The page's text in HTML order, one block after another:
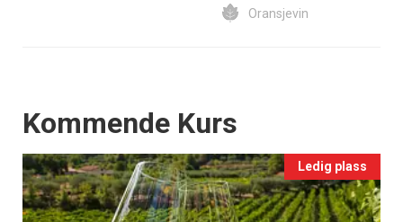
Oransjevin
Events
Kommende Kurs
Ledig plass